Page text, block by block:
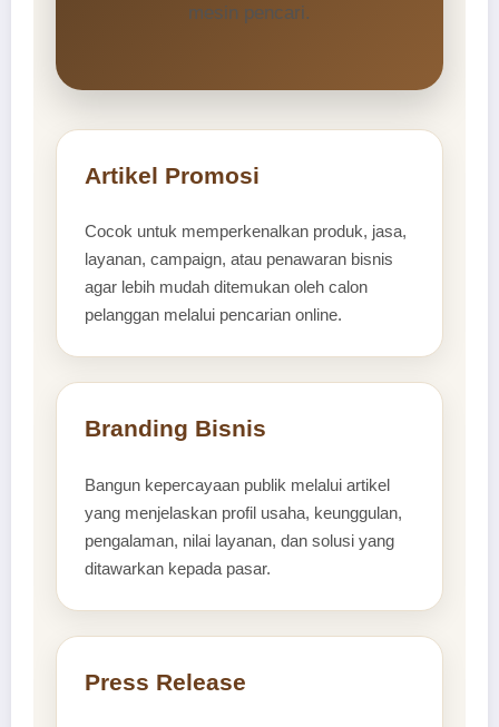
mesin pencari.
Artikel Promosi
Cocok untuk memperkenalkan produk, jasa,
layanan, campaign, atau penawaran bisnis
agar lebih mudah ditemukan oleh calon
pelanggan melalui pencarian online.
Branding Bisnis
Bangun kepercayaan publik melalui artikel
yang menjelaskan profil usaha, keunggulan,
pengalaman, nilai layanan, dan solusi yang
ditawarkan kepada pasar.
Press Release